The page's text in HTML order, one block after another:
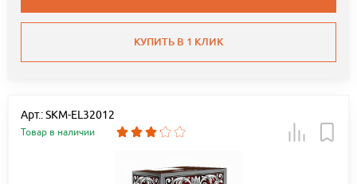
КУПИТЬ В 1 КЛИК
Арт.: SKM-EL32012
Товар в наличии